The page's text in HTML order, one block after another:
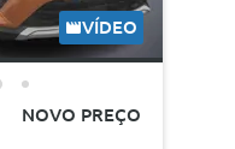
VÍDEO
NOVO PREÇO